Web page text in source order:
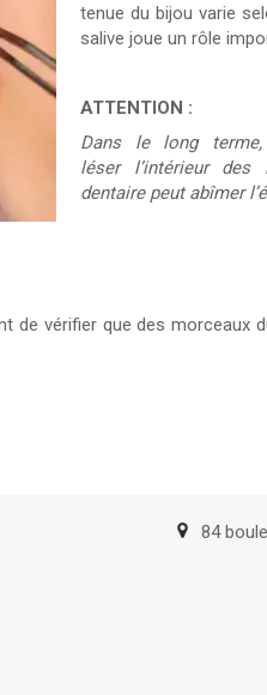
tenue du bijou varie
salive joue un rôle
ATTENTION :
Dans le long
léser l’intérieur
dentaire peut abîmer
de vérifier que des morceaux
84